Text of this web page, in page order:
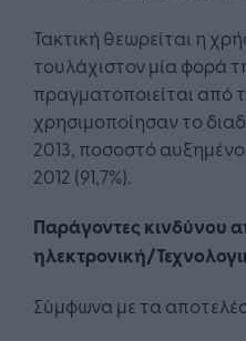
Τακτική θεωρείται η
τουλάχιστον μία φορά
πραγματοποιείται από
χρησιμοποίησαν το
2013, ποσοστό αυξημένο
2012 (91,7%).
Παράγοντες κινδύνου
ηλεκτρονική/
Σύμφωνα με τα